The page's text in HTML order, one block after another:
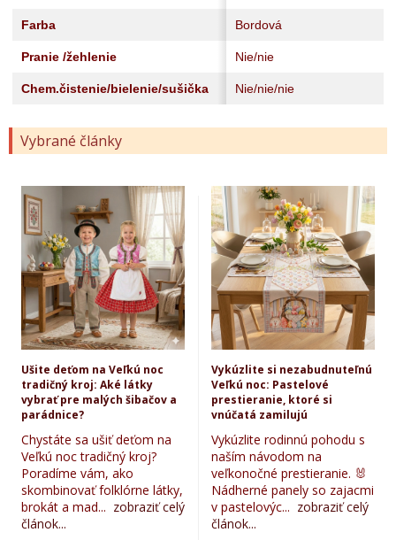
Farba Bordová
Pranie /žehlenie Nie/nie
Chem.čistenie/bielenie/sušička Nie/nie/nie
Vybrané články
Ušite deťom na Veľkú noc
tradičný kroj: Aké látky
vybrať pre malých šibačov a
parádnice?
Chystáte sa ušiť deťom na
Veľkú noc tradičný kroj?
Poradíme vám, ako
skombinovať folklórne látky,
brokát a mad... zobraziť celý
článok...
Vykúzlite si nezabudnuteľnú
Veľkú noc: Pastelové
prestieranie, ktoré si
vnúčatá zamilujú
Vykúzlite rodinnú pohodu s
naším návodom na
veľkonočné prestieranie. 🐰
Nádherné panely so zajacmi
v pastelovýc... zobraziť celý
článok...